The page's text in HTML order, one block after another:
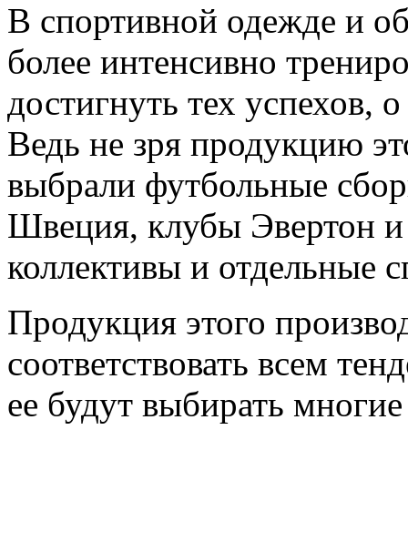
В спортивной одежде и
более интенсивно
достигнуть тех успехов,
Ведь не зря продукцию
выбрали футбольные
Швеция, клубы Эвертон
коллективы и отдельные
Продукция этого
соответствовать всем
ее будут выбирать